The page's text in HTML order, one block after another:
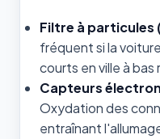
Filtre à particules
fréquent si la
courts en ville à bas
Capteurs
Oxydation des
entraînant